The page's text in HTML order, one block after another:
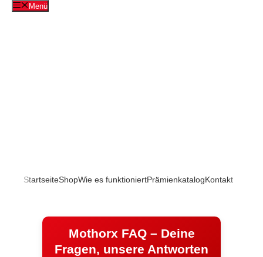
Zum
Menü
StartseiteShopWie es funktioniertPrämienkatalogKontakt
Mothorx FAQ – Deine
Fragen, unsere Antworten